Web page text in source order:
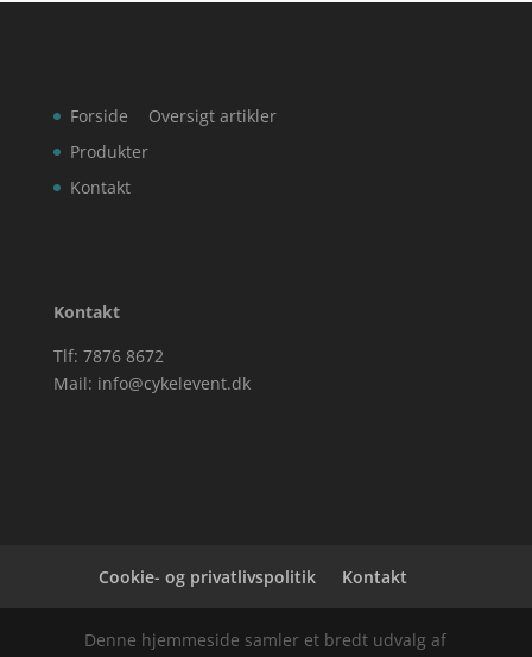
Forside
Produkter
Kontakt
Oversigt artikler
Kontakt
Tlf: 7876 8672
Mail: info@cykelevent.dk
Cookie- og privatlivspolitik Kontakt
Denne hjemmeside samler et bredt udvalg af